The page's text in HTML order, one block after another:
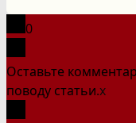
сайте
0
Оставьте
поводу статьи.x